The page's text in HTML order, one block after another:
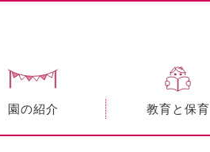
園の紹介 教育と保育